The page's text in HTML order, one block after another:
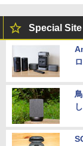
Special Site